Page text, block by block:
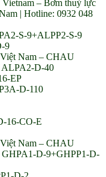
– Bơm thuỷ lực
| Hotline: 0932 048
S-9+ALPP2-S-9
9
Nam – CHAU
D-40
EP
D-110
16-CO-E
Nam – CHAU
D-9+GHPP1-D-